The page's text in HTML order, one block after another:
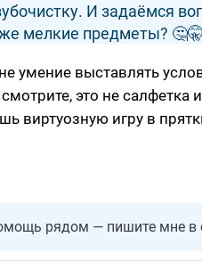
И задаёмся
мелкие предметы? 🤔🤫
умение выставлять
смотрите, это не
игру в
рядом — пишите мне в